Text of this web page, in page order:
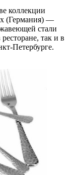
коллекции
(Германия) —
стали
так и в
Петербурге.